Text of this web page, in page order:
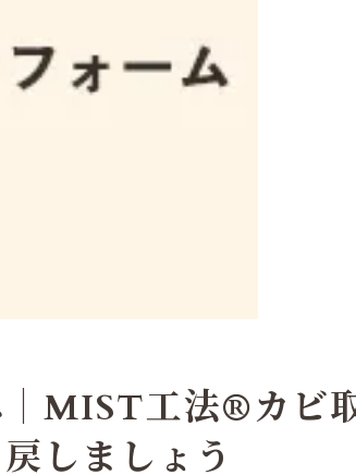
MIST工法®カビ
しましょう